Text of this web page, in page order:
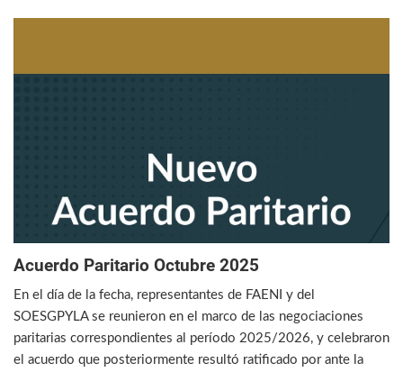
Acuerdo Paritario Octubre 2025
En el día de la fecha, representantes de FAENI y del
SOESGPYLA se reunieron en el marco de las negociaciones
paritarias correspondientes al período 2025/2026, y celebraron
el acuerdo que posteriormente resultó ratificado por ante la